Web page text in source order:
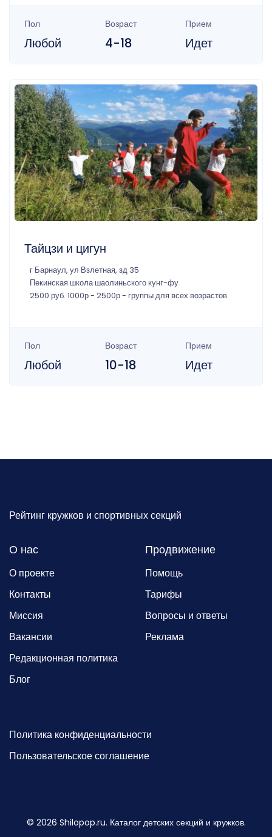
Пол
Любой
Возраст
4-18
Прием
Идет
Тайцзи и цигун
г Барнаул, ул Взлетная, зд 35
Пекинская школа шаолиньского кунг-фу
2500 руб. 1000р - 2500р - группы для всех возрастов.
Пол
Любой
Возраст
10-18
Прием
Идет
Рейтинг кружков и спортивных секций
О нас
О проекте
Контакты
Миссия
Вакансии
Редакционная политика
Блог
Продвижение
Помощь
Тарифы
Вопросы и ответы
Реклама
Политика конфиденциальности
Пользовательское соглашение
© 2026 Shilopop.ru. Каталог детских секций и кружков.